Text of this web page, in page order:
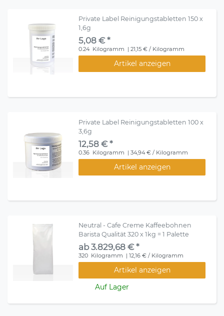
Private Label Reinigungstabletten 150 x
1,6g
5,08 € *
0.24 Kilogramm | 21,15 € / Kilogramm
Artikel anzeigen
Private Label Reinigungstabletten 100 x
3,6g
12,58 € *
0.36 Kilogramm | 34,94 € / Kilogramm
Artikel anzeigen
Neutral - Cafe Creme Kaffeebohnen
Barista Qualität 320 x 1kg = 1 Palette
ab 3.829,68 € *
320 Kilogramm | 12,16 € / Kilogramm
Artikel anzeigen
Auf Lager